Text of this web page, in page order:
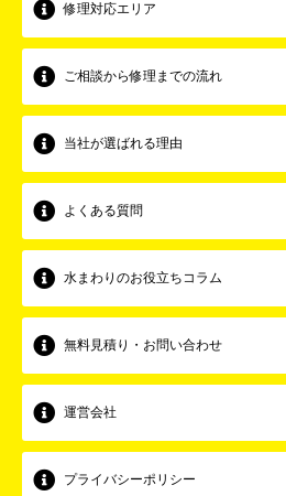
修理対応エリア
ご相談から修理までの流れ
当社が選ばれる理由
よくある質問
水まわりのお役立ちコラム
無料見積り・お問い合わせ
運営会社
プライバシーポリシー